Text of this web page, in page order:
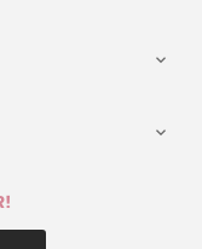

